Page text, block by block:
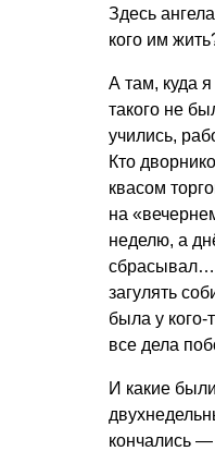
Здесь
кого им
А там, куда
такого не
учились,
Кто
квасом
на
неделю, а
сбрасывал…
загулять
была у кого-
все дела
И какие
кончались —